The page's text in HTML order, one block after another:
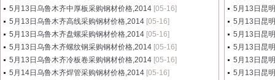
5月13日乌鲁木齐中厚板采购钢材价格,2014 [05-16]
5月13日乌鲁木齐高线采购钢材价格,2014 [05-16]
5月13日乌鲁木齐盘螺采购钢材价格,2014 [05-16]
5月13日乌鲁木齐螺纹钢采购钢材价格,2014 [05-16]
5月13日乌鲁木齐冷板卷采购钢材价格,2014 [05-16]
5月14日乌鲁木齐焊管采购钢材价格,2014 [05-16]
5月13日昆
5月13日昆
5月13日昆
5月13日昆
5月13日昆
5月13日昆